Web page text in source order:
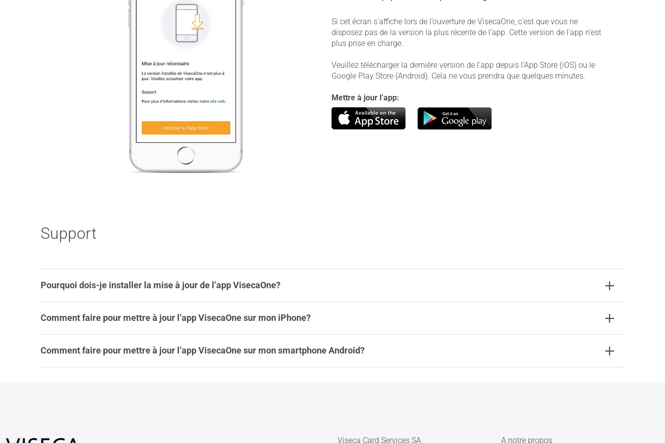
Si cet écran s’affiche lors de l’ouverture de VisecaOne, c’est que vous ne
disposez pas de la version la plus récente de l’app. Cette version de l’app n’est
plus prise en charge.
Veuillez télécharger la dernière version de l’app depuis l’App Store (iOS) ou le
Google Play Store (Android). Cela ne vous prendra que quelques minutes.
Mettre à jour l’app:
Support
Pourquoi dois-je installer la mise à jour de l’app VisecaOne?
Comment faire pour mettre à jour l’app VisecaOne sur mon iPhone?
Comment faire pour mettre à jour l’app VisecaOne sur mon smartphone Android?
Viseca Card Services SA A notre propos